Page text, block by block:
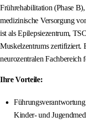
Frührehabilitation (Phase
medizinische Versorgung
ist als Epilepsiezentrum,
Muskelzentrums zertifiziert.
neurozentralen Fachbereich
Ihre Vorteile:
Kinder- und